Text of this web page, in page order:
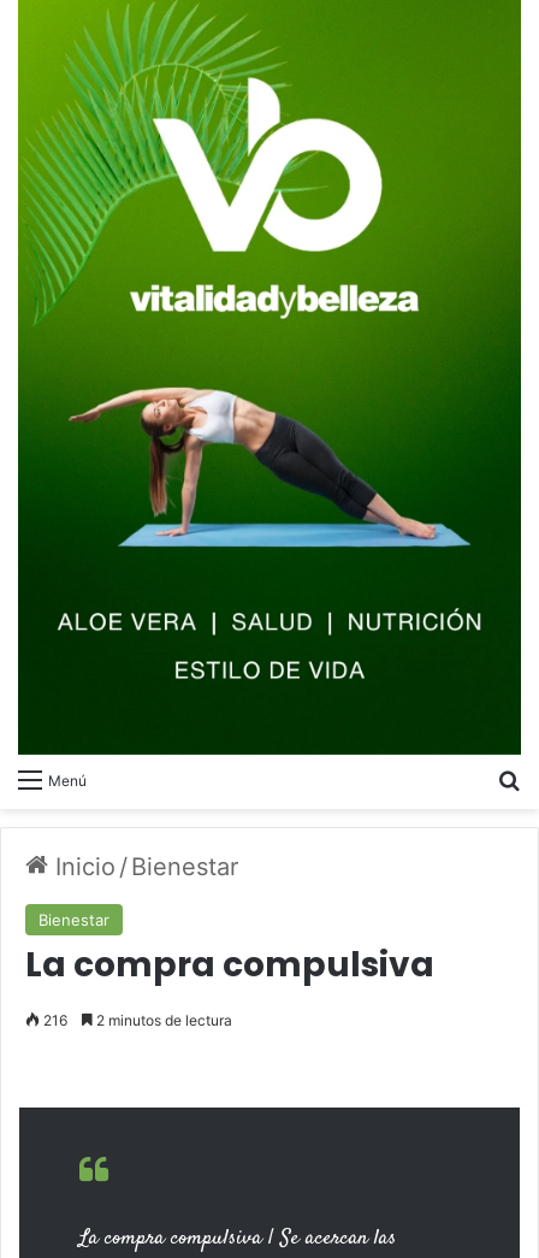
Menú
Inicio /Bienestar
Bienestar
La compra compulsiva
216 2 minutos de lectura
La compra compulsiva | Se acercan las